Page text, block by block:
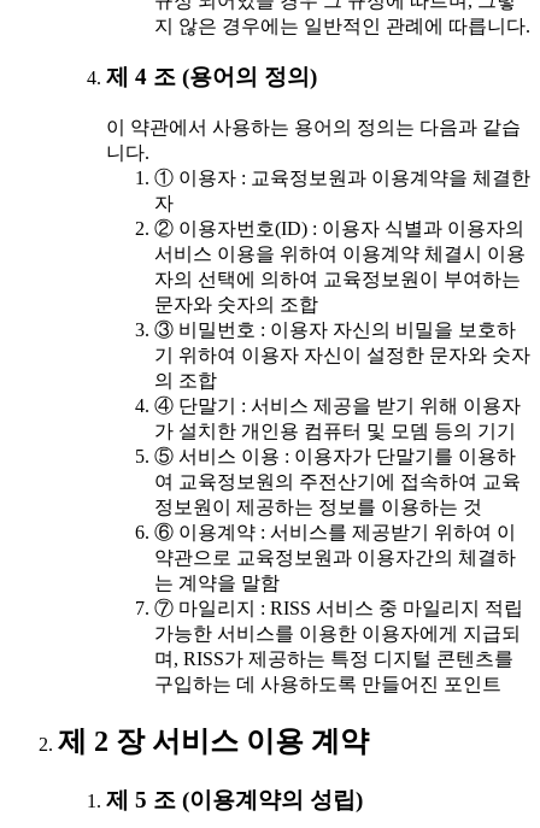
지 않은 경우에는 일반적인 관례에 따릅니다.
제 4 조 (용어의 정의)
이 약관에서 사용하는 용어의 정의는 다음과 같습
니다.
① 이용자 : 교육정보원과 이용계약을 체결한
자
② 이용자번호(ID) : 이용자 식별과 이용자의
서비스 이용을 위하여 이용계약 체결시 이용
자의 선택에 의하여 교육정보원이 부여하는
문자와 숫자의 조합
③ 비밀번호 : 이용자 자신의 비밀을 보호하
기 위하여 이용자 자신이 설정한 문자와 숫자
의 조합
④ 단말기 : 서비스 제공을 받기 위해 이용자
가 설치한 개인용 컴퓨터 및 모뎀 등의 기기
⑤ 서비스 이용 : 이용자가 단말기를 이용하
여 교육정보원의 주전산기에 접속하여 교육
정보원이 제공하는 정보를 이용하는 것
⑥ 이용계약 : 서비스를 제공받기 위하여 이
약관으로 교육정보원과 이용자간의 체결하
는 계약을 말함
⑦ 마일리지 : RISS 서비스 중 마일리지 적립
가능한 서비스를 이용한 이용자에게 지급되
며, RISS가 제공하는 특정 디지털 콘텐츠를
구입하는 데 사용하도록 만들어진 포인트
제 2 장 서비스 이용 계약
제 5 조 (이용계약의 성립)